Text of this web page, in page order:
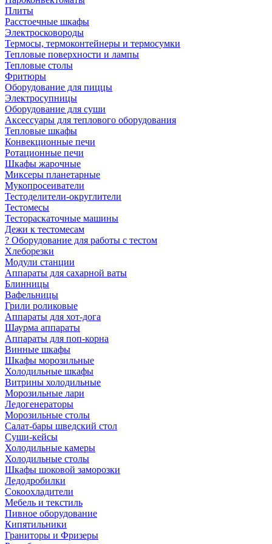
Плиты
Расстоечные шкафы
Электросковороды
Термосы, термоконтейнеры и термосумки
Тепловые поверхности и лампы
Тепловые столы
Фритюры
Оборудование для пиццы
Электросупницы
Оборудование для суши
Аксессуары для теплового оборудования
Тепловые шкафы
Конвекционные печи
Ротационные печи
Шкафы жарочные
Миксеры планетарные
Мукопросеиватели
Тестоделители-округлители
Тестомесы
Тестораскаточные машины
Дежи к тестомесам
? Оборудование для работы с тестом
Хлеборезки
Модули станции
Аппараты для сахарной ваты
Блинницы
Вафельницы
Грили роликовые
Аппараты для хот-дога
Шаурма аппараты
Аппараты для поп-корна
Винные шкафы
Шкафы морозильные
Холодильные шкафы
Витрины холодильные
Морозильные лари
Ледогенераторы
Морозильные столы
Салат-бары шведский стол
Суши-кейсы
Холодильные камеры
Холодильные столы
Шкафы шоковой заморозки
Ледодробилки
Сокоохладители
Мебель и текстиль
Пивное оборудование
Кипятильники
Граниторы и Фризеры